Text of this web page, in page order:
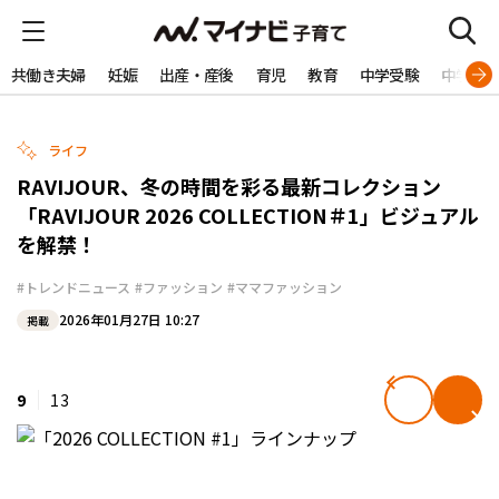
共働き夫婦 妊娠 出産・産後 育児 教育 中学受験 中学生
ライフ
RAVIJOUR、冬の時間を彩る最新コレクション
「RAVIJOUR 2026 COLLECTION＃1」ビジュアル
を解禁！
#トレンドニュース #ファッション #ママファッション
掲載 2026年01月27日 10:27
9 13